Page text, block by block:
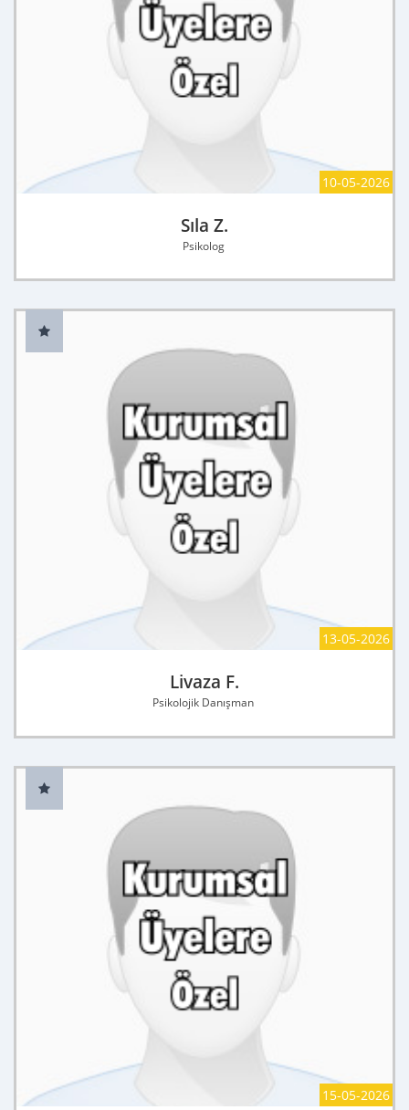
10-05-2026
Sıla Z.
Psikolog
13-05-2026
Livaza F.
Psikolojik Danışman
15-05-2026